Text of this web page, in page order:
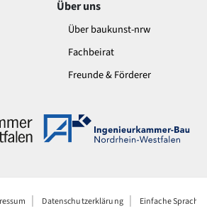
Über uns
Über baukunst-nrw
Fachbeirat
Freunde & Förderer
Datenschutzerklärung Einfache Sprache